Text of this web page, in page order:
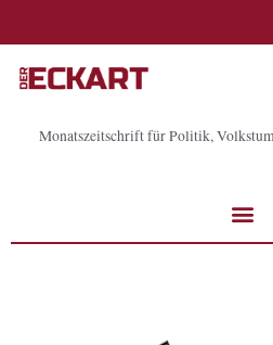
Monatszeitschrift für Politik,